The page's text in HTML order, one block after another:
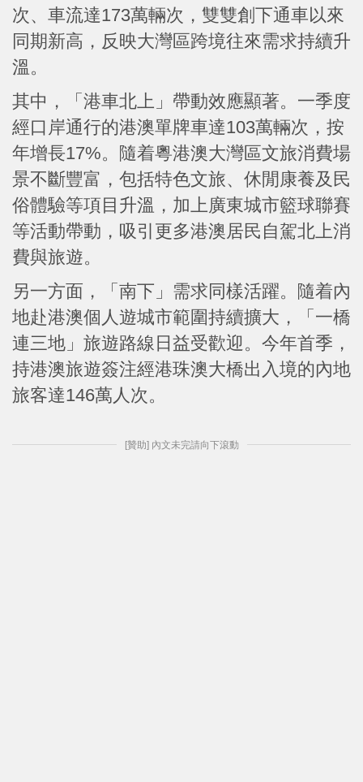
次、車流達173萬輛次，雙雙創下通車以來
同期新高，反映大灣區跨境往來需求持續升
溫。
其中，「港車北上」帶動效應顯著。一季度
經口岸通行的港澳單牌車達103萬輛次，按
年增長17%。隨着粵港澳大灣區文旅消費場
景不斷豐富，包括特色文旅、休閒康養及民
俗體驗等項目升溫，加上廣東城市籃球聯賽
等活動帶動，吸引更多港澳居民自駕北上消
費與旅遊。
另一方面，「南下」需求同樣活躍。隨着內
地赴港澳個人遊城市範圍持續擴大，「一橋
連三地」旅遊路線日益受歡迎。今年首季，
持港澳旅遊簽注經港珠澳大橋出入境的內地
旅客達146萬人次。
[贊助] 內文未完請向下滾動